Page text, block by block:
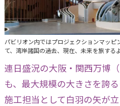
パビリオン内ではプロジェクションマッ
て、湾岸諸国の過去、現在、未来を旅する
連日盛況の大阪・関西万博
も、最大規模の大きさを誇
施工担当として白羽の矢が